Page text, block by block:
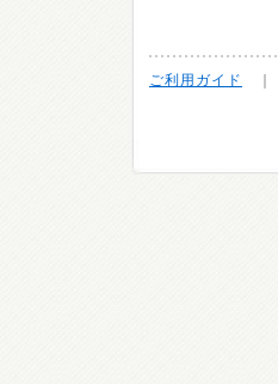
ご利用ガイド